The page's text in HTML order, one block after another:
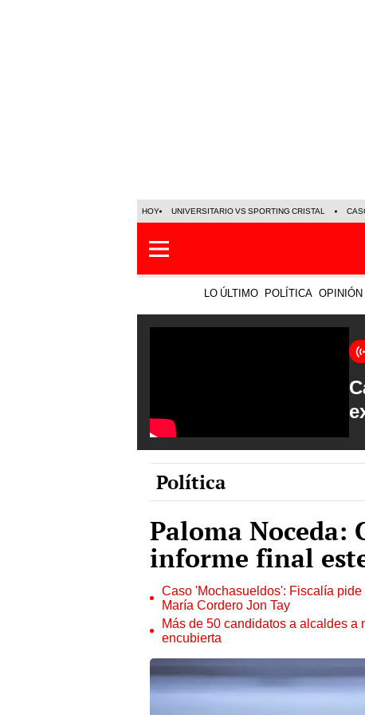
HOY UNIVERSITARIO VS SPORTING CRISTAL
LO ÚLTIMO POLÍTICA OPINIÓN
Política
Paloma Noceda:
informe final
Caso 'Mochasueldos': Fiscalía
María Cordero Jon Tay
Más de 50 candidatos a alcaldes
encubierta